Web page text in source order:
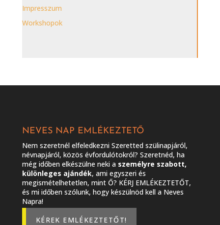
Impresszum
Workshopok
NEVES NAP EMLÉKEZTETŐ
Nem szeretnél elfeledkezni Szeretted szülinapjáról,
névnapjáról, közös évfordulótokról? Szeretnéd, ha
még időben elkészülne neki a személyre szabott,
különleges ajándék, ami egyszeri és
megismételhetetlen, mint Ő? KÉRJ EMLÉKEZTETŐT,
és mi időben szólunk, hogy készülnöd kell a Neves
Napra!
KÉREK EMLÉKEZTETŐT!